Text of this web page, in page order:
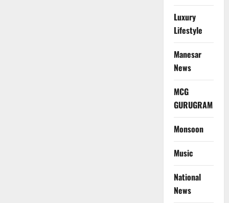
Luxury
Lifestyle
Manesar
News
MCG
GURUGRAM
Monsoon
Music
National
News